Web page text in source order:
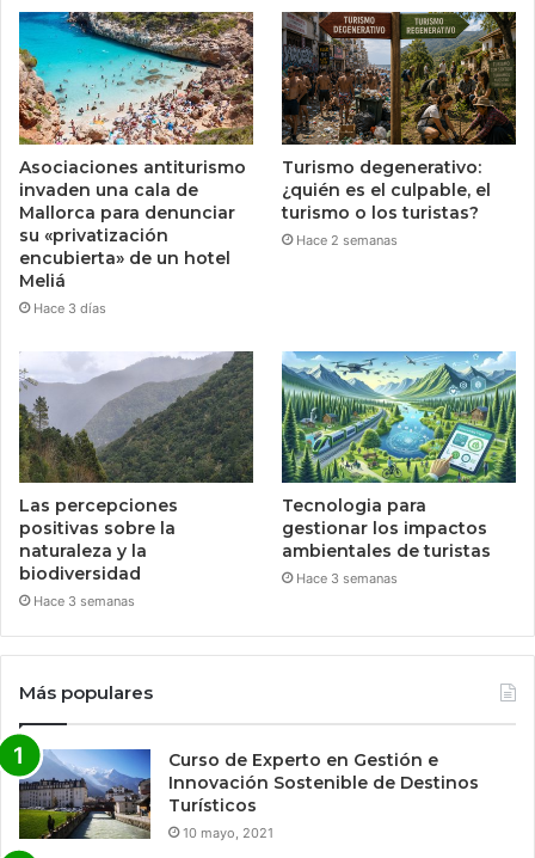
Asociaciones antiturismo
invaden una cala de
Mallorca para denunciar
su «privatización
encubierta» de un hotel
Meliá
Hace 3 días
Turismo degenerativo:
¿quién es el culpable, el
turismo o los turistas?
Hace 2 semanas
Las percepciones
positivas sobre la
naturaleza y la
biodiversidad
Hace 3 semanas
Tecnologia para
gestionar los impactos
ambientales de turistas
Hace 3 semanas
Más populares
Curso de Experto en Gestión e
Innovación Sostenible de Destinos
Turísticos
10 mayo, 2021